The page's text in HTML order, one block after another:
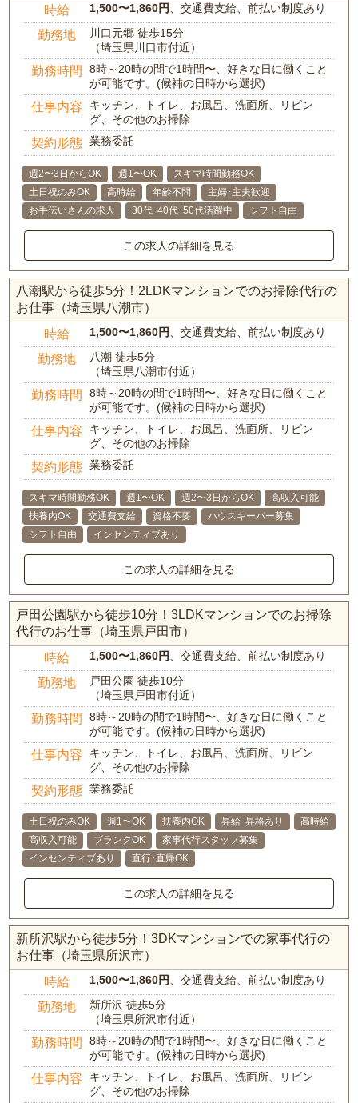
時給 1,500〜1,860円 、交通費支給、前払い制度あり
勤務地
川口元郷 徒歩15分
（埼玉県川口市付近）
勤務時間
8時～20時の間で1時間〜、好きな日に働くこと
が可能です。(候補の日時から選択)
仕事内容
キッチン、トイレ、お風呂、洗面所、リビン
グ、その他のお掃除
契約形態 業務委託
週2〜3日からOK 週1〜OK
スキマ時間勤務OK
土日祝のみOK
高時給 年齢不問
主婦･主夫歓迎
お手伝いさんの求人
30代･40代･50代活躍中 シフト自由
この求人の詳細を見る
八潮駅から徒歩5分！2LDKマンションでのお掃除代行の
お仕事（埼玉県八潮市）
時給 1,500〜1,860円 、交通費支給、前払い制度あり
勤務地
八潮 徒歩5分
（埼玉県八潮市付近）
勤務時間
8時～20時の間で1時間〜、好きな日に働くこと
が可能です。(候補の日時から選択)
仕事内容
キッチン、トイレ、お風呂、洗面所、リビン
グ、その他のお掃除
契約形態 業務委託
スキマ時間勤務OK 週1〜OK 週2〜3日からOK
高収入可能
扶養内OK
交通費支給 資格不要
ハウスキーパー募集
シフト自由
インセンティブあり
この求人の詳細を見る
戸田公園駅から徒歩10分！3LDKマンションでのお掃除
代行のお仕事（埼玉県戸田市）
時給 1,500〜1,860円 、交通費支給、前払い制度あり
勤務地
戸田公園 徒歩10分
（埼玉県戸田市付近）
勤務時間
8時～20時の間で1時間〜、好きな日に働くこと
が可能です。(候補の日時から選択)
仕事内容
キッチン、トイレ、お風呂、洗面所、リビン
グ、その他のお掃除
契約形態 業務委託
土日祝のみOK 週1〜OK 扶養内OK 昇給･昇格あり
高時給
高収入可能
ブランクOK
家事代行スタッフ募集
インセンティブあり
直行･直帰OK
この求人の詳細を見る
新所沢駅から徒歩5分！3DKマンションでの家事代行の
お仕事（埼玉県所沢市）
時給 1,500〜1,860円 、交通費支給、前払い制度あり
勤務地
新所沢 徒歩5分
（埼玉県所沢市付近）
勤務時間
8時～20時の間で1時間〜、好きな日に働くこと
が可能です。(候補の日時から選択)
仕事内容
キッチン、トイレ、お風呂、洗面所、リビン
グ、その他のお掃除